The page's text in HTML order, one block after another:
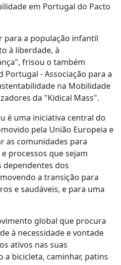
em Portugal do Pacto
para a população infantil
à liberdade, à
frisou o também
- Associação para a
na Mobilidade
da "Kidical Mass".
é uma iniciativa central do
pela União Europeia e
as comunidades para
processos que sejam
dos
a transição para
e saudáveis, e para uma
global que procura
à necessidade e vontade
ativos nas suas
a bicicleta, caminhar, patins